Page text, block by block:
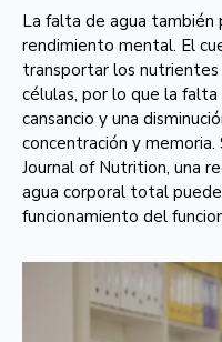
La falta de agua
rendimiento mental. El
transportar los
células, por lo que la
cansancio y una
concentración y
Journal of Nutrition, una
agua corporal total
funcionamiento del